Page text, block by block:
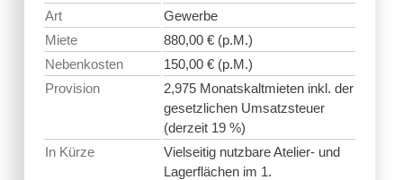
Art
Gewerbe
Miete
880,00 € (p.M.)
Nebenkosten
150,00 € (p.M.)
Provision
2,975 Monatskaltmieten inkl. der
gesetzlichen Umsatzsteuer
(derzeit 19 %)
In Kürze
Vielseitig nutzbare Atelier- und
Lagerflächen im 1.